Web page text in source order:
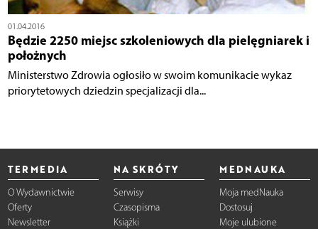
01.04.2016
Będzie 2250 miejsc szkoleniowych dla pielęgniarek i
położnych
Ministerstwo Zdrowia ogłosiło w swoim komunikacie wykaz
priorytetowych dziedzin specjalizacji dla...
TERMEDIA
O Wydawnictwie
Oferty
Newsletter
NA SKRÓTY
Serwisy
Czasopisma
Książki
MEDNAUKA
Moja medNauka
Dostosuj
Moje ulubione